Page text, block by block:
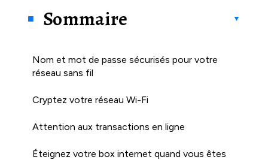
Sommaire
Nom et mot de passe sécurisés pour votre
réseau sans fil
Cryptez votre réseau Wi-Fi
Attention aux transactions en ligne
Éteignez votre box internet quand vous êtes